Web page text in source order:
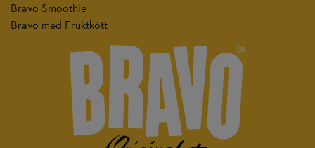
Bravo Smoothie
Bravo med Fruktkött